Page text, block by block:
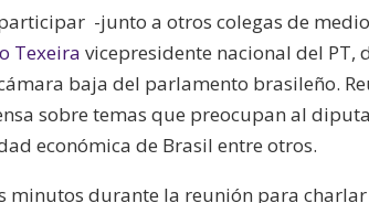
-junto a otros colegas de
Texeira vicepresidente nacional del
baja del parlamento brasileño.
sobre temas que preocupan al
económica de Brasil entre otros.
minutos durante la reunión para